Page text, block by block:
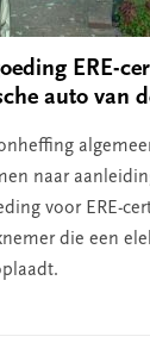
ERE-
auto van
naar
voor ERE-
die een